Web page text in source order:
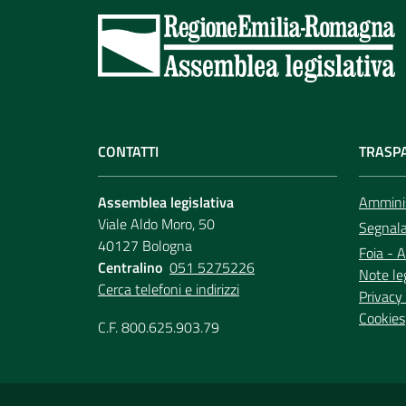
CONTATTI
Assemblea legislativa
Viale Aldo Moro, 50
40127 Bologna
Centralino 051 5275226
Cerca telefoni e indirizzi
C.F. 800.625.903.79
Foia -
Note
Cookies